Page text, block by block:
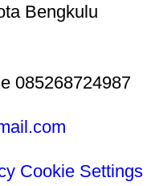
Bengkulu
085268724987
Cookie Settings